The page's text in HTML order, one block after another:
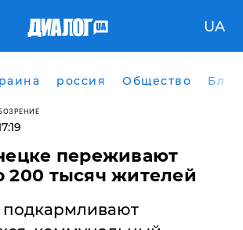
UA
россия Общество
переживают
200 тысяч жителей
подкармливают